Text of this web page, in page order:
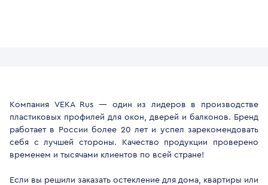
Компания VEKA Rus — один из лидеров в производстве
пластиковых профилей для окон, дверей и балконов. Бренд
работает в России более 20 лет и успел зарекомендовать
себя с лучшей стороны. Качество продукции проверено
временем и тысячами клиентов по всей стране!
Если вы решили заказать остекление для дома, квартиры или